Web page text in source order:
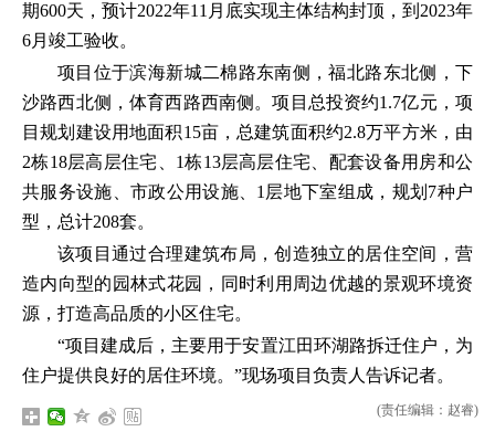
期600天，预计2022年11月底实现主体结构封顶，到2023年
6月竣工验收。
项目位于滨海新城二棉路东南侧，福北路东北侧，下
沙路西北侧，体育西路西南侧。项目总投资约1.7亿元，项
目规划建设用地面积15亩，总建筑面积约2.8万平方米，由
2栋18层高层住宅、1栋13层高层住宅、配套设备用房和公
共服务设施、市政公用设施、1层地下室组成，规划7种户
型，总计208套。
该项目通过合理建筑布局，创造独立的居住空间，营
造内向型的园林式花园，同时利用周边优越的景观环境资
源，打造高品质的小区住宅。
“项目建成后，主要用于安置江田环湖路拆迁住户，为
住户提供良好的居住环境。”现场项目负责人告诉记者。
(责任编辑：赵睿)